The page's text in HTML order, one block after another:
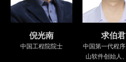
倪光南
中国工程院院士
求伯君
中国第一代程
山软件创始人